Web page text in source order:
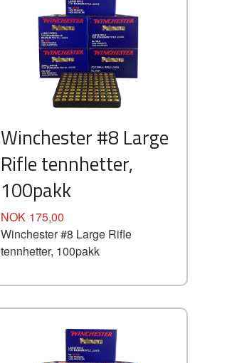
Winchester #8 Large
Rifle tennhetter,
100pakk
Pris
NOK 175,00
Winchester #8 Large Rifle
tennhetter, 100pakk